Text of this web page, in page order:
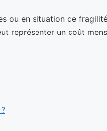
ou en situation de
représenter un coût